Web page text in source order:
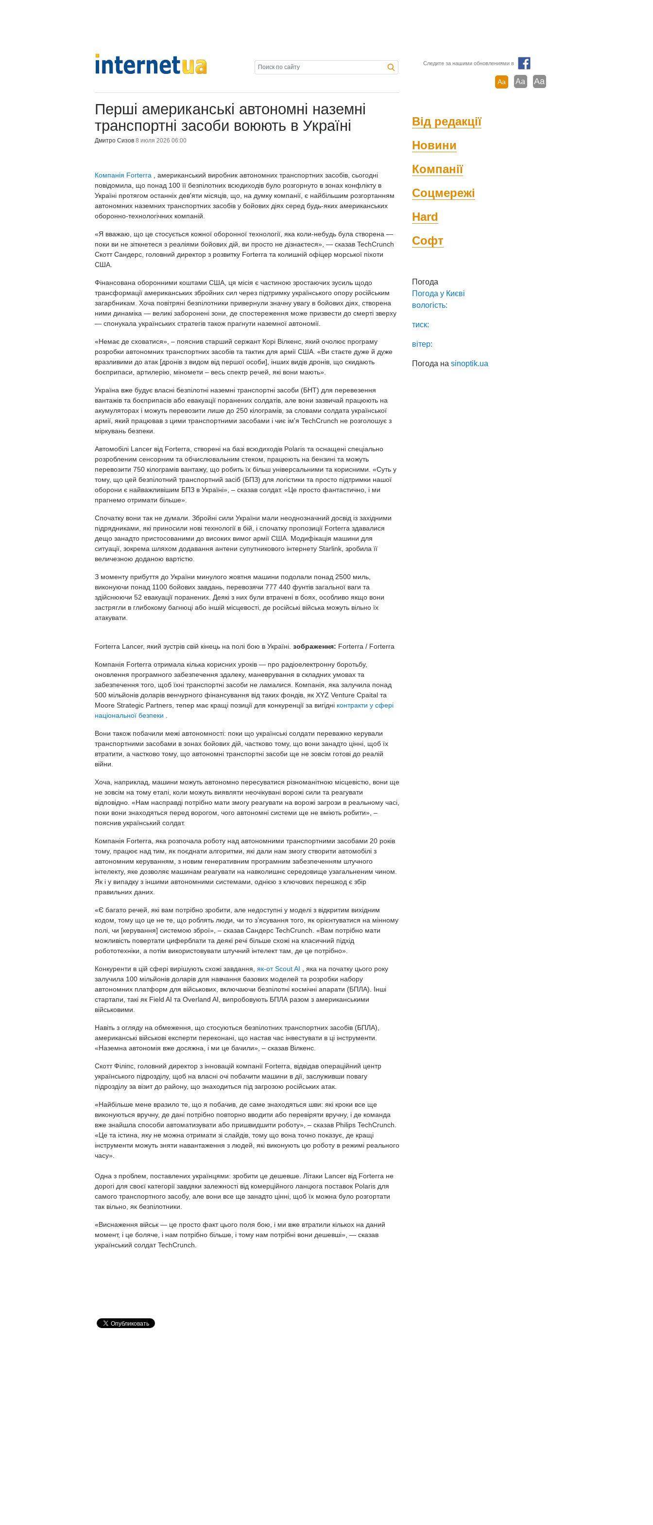
Следите за нашими обновлениями в
Aa Aa Aa
Перші американські автономні наземні
транспортні засоби воюють в Україні
Дмитро Сизов 8 июля 2026 06:00
Компанія Forterra , американський виробник автономних транспортних засобів, сьогодні
повідомила, що понад 100 її безпілотних всюдиходів було розгорнуто в зонах конфлікту в
Україні протягом останніх дев'яти місяців, що, на думку компанії, є найбільшим розгортанням
автономних наземних транспортних засобів у бойових діях серед будь-яких американських
оборонно-технологічних компаній.
«Я вважаю, що це стосується кожної оборонної технології, яка коли-небудь була створена —
поки ви не зіткнетеся з реаліями бойових дій, ви просто не дізнаєтеся», — сказав TechCrunch
Скотт Сандерс, головний директор з розвитку Forterra та колишній офіцер морської піхоти
США.
Фінансована оборонними коштами США, ця місія є частиною зростаючих зусиль щодо
трансформації американських збройних сил через підтримку українського опору російським
загарбникам. Хоча повітряні безпілотники привернули значну увагу в бойових діях, створена
ними динаміка — великі заборонені зони, де спостереження може призвести до смерті зверху
— спонукала українських стратегів також прагнути наземної автономії.
«Немає де сховатися», – пояснив старший сержант Корі Вілкенс, який очолює програму
розробки автономних транспортних засобів та тактик для армії США. «Ви стаєте дуже й дуже
вразливими до атак [дронів з видом від першої особи], інших видів дронів, що скидають
боєприпаси, артилерію, міномети – весь спектр речей, які вони мають».
Україна вже будує власні безпілотні наземні транспортні засоби (БНТ) для перевезення
вантажів та боєприпасів або евакуації поранених солдатів, але вони зазвичай працюють на
акумуляторах і можуть перевозити лише до 250 кілограмів, за словами солдата української
армії, який працював з цими транспортними засобами і чиє ім'я TechCrunch не розголошує з
міркувань безпеки.
Автомобілі Lancer від Forterra, створені на базі всюдиходів Polaris та оснащені спеціально
розробленим сенсорним та обчислювальним стеком, працюють на бензині та можуть
перевозити 750 кілограмів вантажу, що робить їх більш універсальними та корисними. «Суть у
тому, що цей безпілотний транспортний засіб (БПЗ) для логістики та просто підтримки нашої
оборони є найважливішим БПЗ в Україні», – сказав солдат. «Це просто фантастично, і ми
прагнемо отримати більше».
Спочатку вони так не думали. Збройні сили України мали неоднозначний досвід із західними
підрядниками, які приносили нові технології в бій, і спочатку пропозиції Forterra здавалися
дещо занадто пристосованими до високих вимог армії США. Модифікація машини для
ситуації, зокрема шляхом додавання антени супутникового інтернету Starlink, зробила її
величезною доданою вартістю.
З моменту прибуття до України минулого жовтня машини подолали понад 2500 миль,
виконуючи понад 1100 бойових завдань, перевозячи 777 440 фунтів загальної ваги та
здійснюючи 52 евакуації поранених. Деякі з них були втрачені в боях, особливо якщо вони
застрягли в глибокому багнюці або іншій місцевості, де російські війська можуть вільно їх
атакувати.
Forterra Lancer, який зустрів свій кінець на полі бою в Україні. зображення: Forterra / Forterra
Компанія Forterra отримала кілька корисних уроків — про радіоелектронну боротьбу,
оновлення програмного забезпечення здалеку, маневрування в складних умовах та
забезпечення того, щоб їхні транспортні засоби не ламалися. Компанія, яка залучила понад
500 мільйонів доларів венчурного фінансування від таких фондів, як XYZ Venture Cpaital та
Moore Strategic Partners, тепер має кращі позиції для конкуренції за вигідні контракти у сфері
національної безпеки
Вони також побачили межі автономності: поки що українські солдати переважно керували
транспортними засобами в зонах бойових дій, частково тому, що вони занадто цінні, щоб їх
втратити, а частково тому, що автономні транспортні засоби ще не зовсім готові до реалій
війни.
Хоча, наприклад, машини можуть автономно пересуватися різноманітною місцевістю, вони ще
не зовсім на тому етапі, коли можуть виявляти неочікувані ворожі сили та реагувати
відповідно. «Нам насправді потрібно мати змогу реагувати на ворожі загрози в реальному часі,
поки вони знаходяться перед ворогом, чого автономні системи ще не вміють робити», –
пояснив український солдат.
Компанія Forterra, яка розпочала роботу над автономними транспортними засобами 20 років
тому, працює над тим, як поєднати алгоритми, які дали нам змогу створити автомобілі з
автономним керуванням, з новим генеративним програмним забезпеченням штучного
інтелекту, яке дозволяє машинам реагувати на навколишнє середовище узагальненим чином.
Як і у випадку з іншими автономними системами, однією з ключових перешкод є збір
правильних даних.
«Є багато речей, які вам потрібно зробити, але недоступні у моделі з відкритим вихідним
кодом, тому що це не те, що роблять люди, чи то з’ясування того, як орієнтуватися на мінному
полі, чи [керування] системою зброї», – сказав Сандерс TechCrunch. «Вам потрібно мати
можливість повертати циферблати та деякі речі більше схожі на класичний підхід
робототехніки, а потім використовувати штучний інтелект там, де це потрібно».
Конкуренти в цій сфері вирішують схожі завдання, як-от Scout AI
, яка на початку цього року
залучила 100 мільйонів доларів для навчання базових моделей та розробки набору
автономних платформ для військових, включаючи безпілотні космічні апарати (БПЛА). Інші
стартапи, такі як Field AI та Overland AI, випробовують БПЛА разом з американськими
військовими.
Навіть з огляду на обмеження, що стосуються безпілотних транспортних засобів (БПЛА),
американські військові експерти переконані, що настав час інвестувати в ці інструменти.
«Наземна автономія вже досяжна, і ми це бачили», – сказав Вілкенс.
Скотт Філіпс, головний директор з інновацій компанії Forterra, відвідав операційний центр
українського підрозділу, щоб на власні очі побачити машини в дії, заслуживши повагу
підрозділу за візит до району, що знаходиться під загрозою російських атак.
«Найбільше мене вразило те, що я побачив, де саме знаходяться шви: які кроки все ще
виконуються вручну, де дані потрібно повторно вводити або перевіряти вручну, і де команда
вже знайшла способи автоматизувати або пришвидшити роботу», – сказав Philips TechCrunch.
«Це та істина, яку не можна отримати зі слайдів, тому що вона точно показує, де кращі
інструменти можуть зняти навантаження з людей, які виконують цю роботу в режимі реального
часу».
Одна з проблем, поставлених українцями: зробити це дешевше. Літаки Lancer від Forterra не
дорогі для своєї категорії завдяки залежності від комерційного ланцюга поставок Polaris для
самого транспортного засобу, але вони все ще занадто цінні, щоб їх можна було розгортати
так вільно, як безпілотники.
«Виснаження військ — це просто факт цього поля бою, і ми вже втратили кількох на даний
момент, і це боляче, і нам потрібно більше, і тому нам потрібні вони дешевші», — сказав
український солдат TechCrunch.
Від редакції
Новини
Компанії
Соцмережі
Hard
Софт
Погода
Погода у Києві
вологість:
тиск:
вітер:
Погода наsinoptik.ua